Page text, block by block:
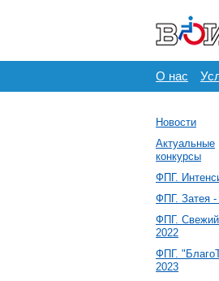
О нас
Новости
Актуальные
конкурсы
ФПГ.
ФПГ. Затея -
ФПГ. Свежий
2022
ФПГ.
2023